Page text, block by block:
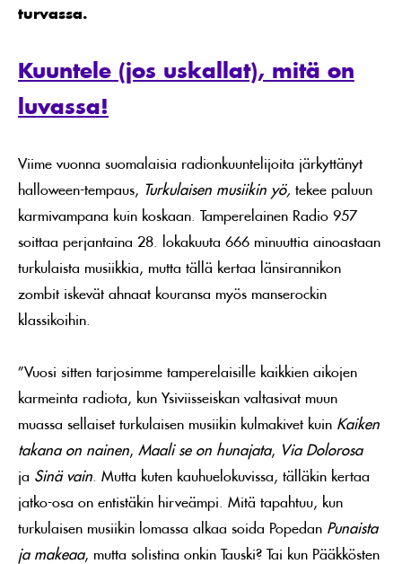
turvassa.
Kuuntele (jos uskallat), mitä on
luvassa!
Viime vuonna suomalaisia radionkuuntelijoita järkyttänyt
halloween-tempaus, Turkulaisen musiikin yö, tekee paluun
karmivampana kuin koskaan. Tamperelainen Radio 957
soittaa perjantaina 28. lokakuuta 666 minuuttia ainoastaan
turkulaista musiikkia, mutta tällä kertaa länsirannikon
zombit iskevät ahnaat kouransa myös manserockin
klassikoihin.
”Vuosi sitten tarjosimme tamperelaisille kaikkien aikojen
karmeinta radiota, kun Ysiviisseiskan valtasivat muun
muassa sellaiset turkulaisen musiikin kulmakivet kuin Kaiken
takana on nainen, Maali se on hunajata, Via Dolorosa
ja Sinä vain . Mutta kuten kauhuelokuvissa, tälläkin kertaa
jatko-osa on entistäkin hirveämpi. Mitä tapahtuu, kun
turkulaisen musiikin lomassa alkaa soida Popedan Punaista
ja makeaa, mutta solistina onkin Tauski? Tai kun Pääkkösten